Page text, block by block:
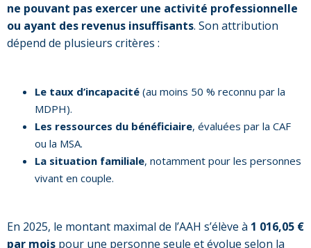
ne pouvant pas exercer une activité professionnelle
ou ayant des revenus insuffisants. Son attribution
dépend de plusieurs critères :
Le taux d’incapacité (au moins 50 % reconnu par la
MDPH).
Les ressources du bénéficiaire, évaluées par la CAF
ou la MSA.
La situation familiale, notamment pour les personnes
vivant en couple.
En 2025, le montant maximal de l’AAH s’élève à 1 016,05 €
par mois pour une personne seule et évolue selon la